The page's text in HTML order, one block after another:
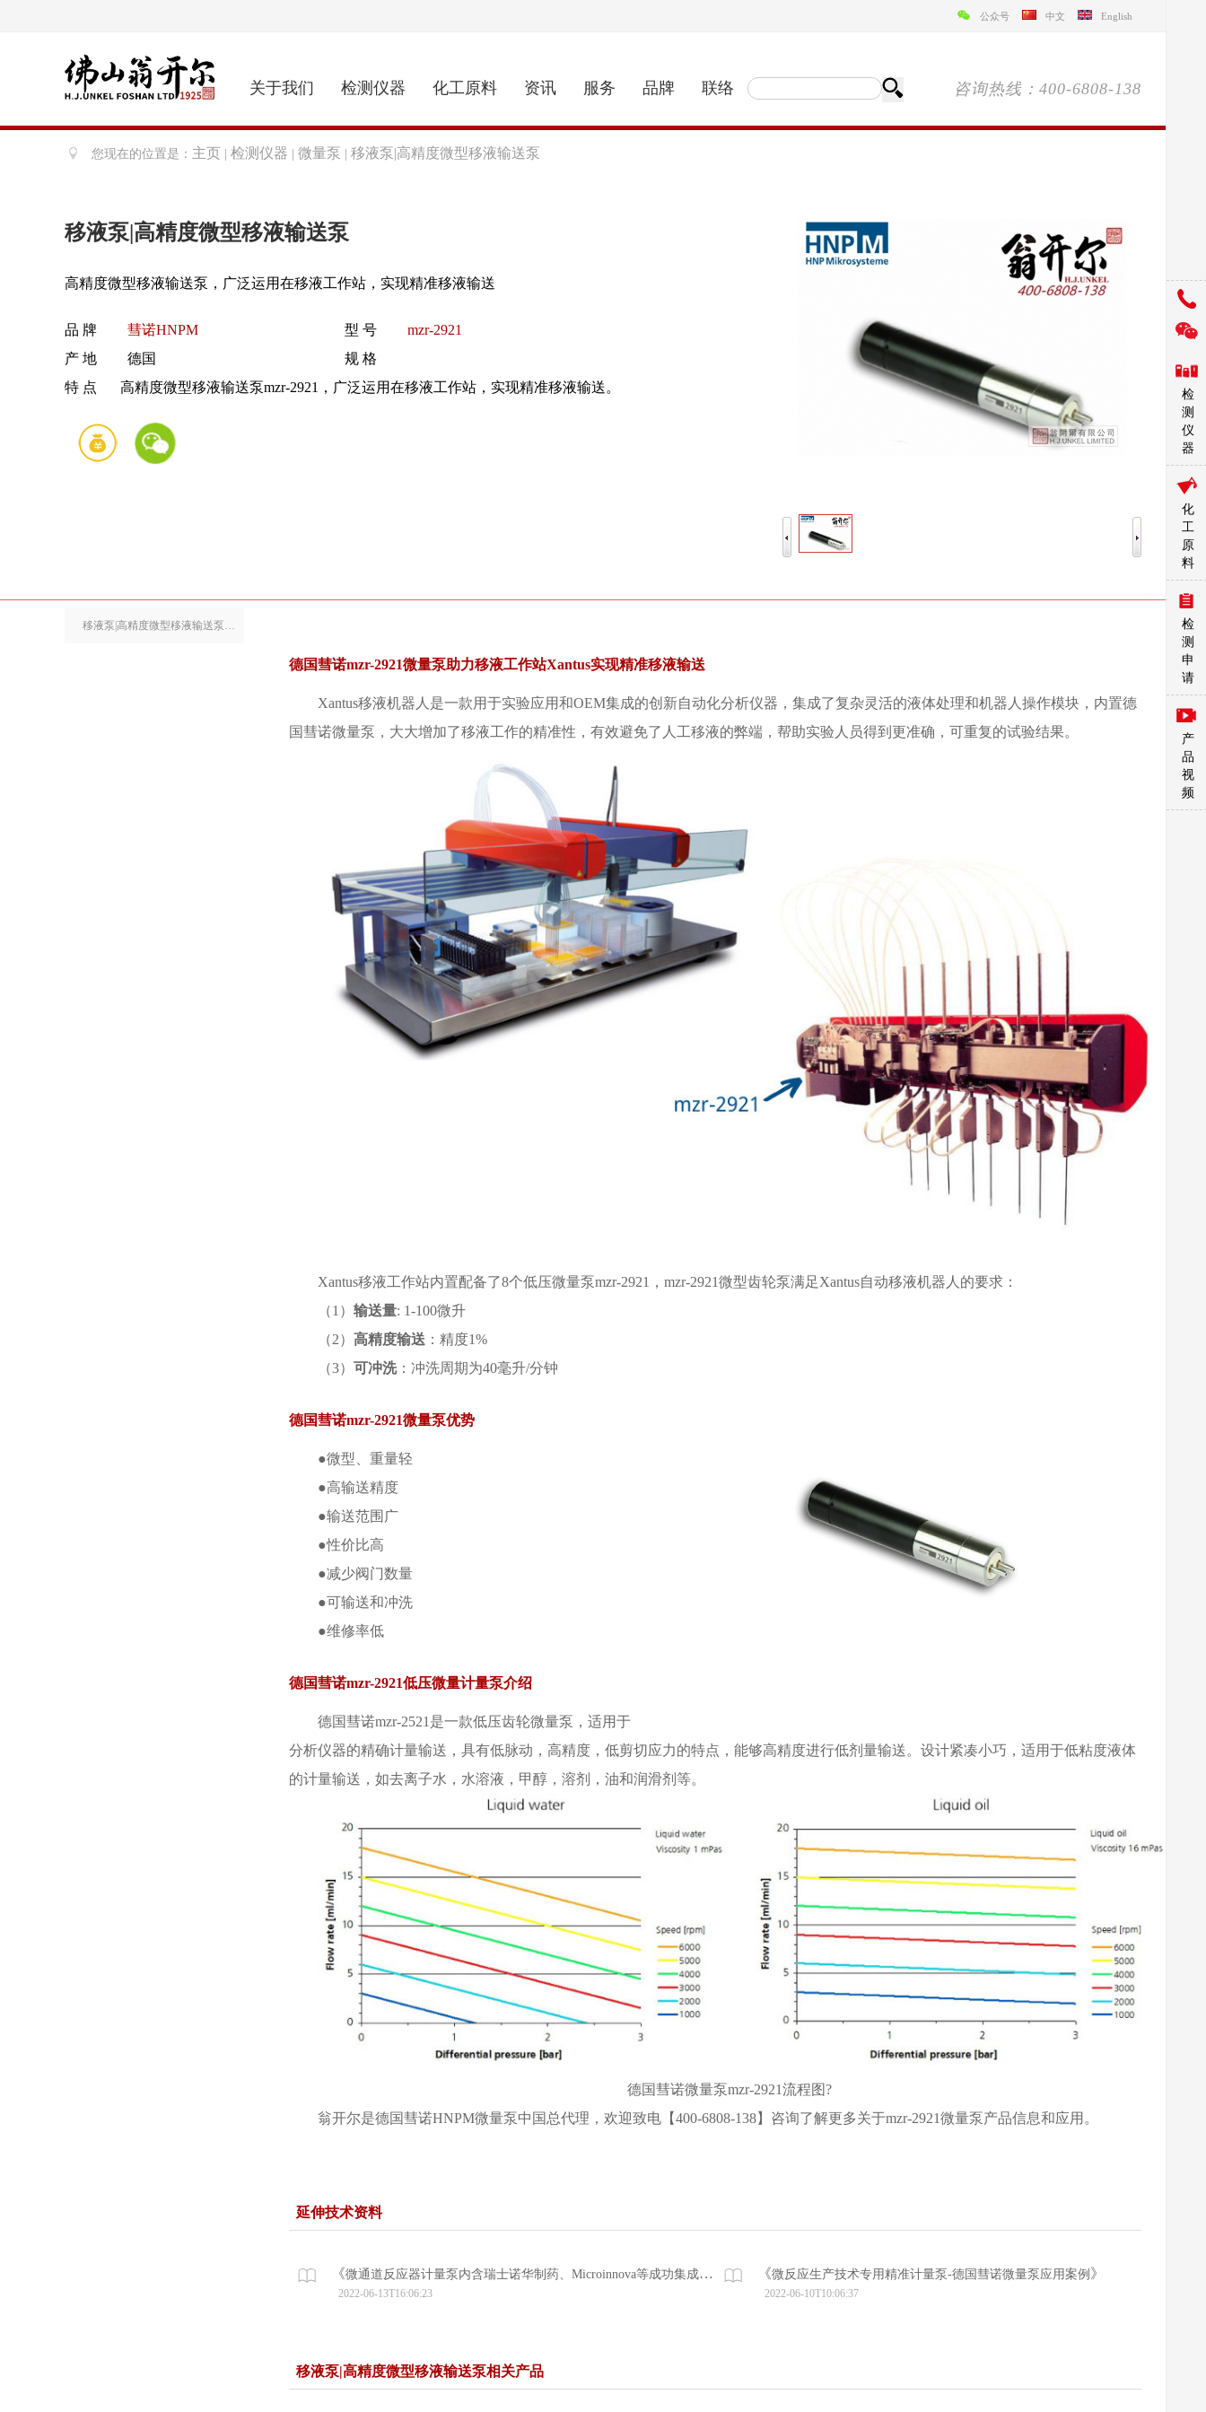
公众号 中文 English
关于我们 检测仪器 化工原料 资讯 服务 品牌 联络 咨询热线：400-6808-138
您现在的位置是： 主页 检测仪器 微量泵 移液泵|高精度微型移液输送泵
移液泵|高精度微型移液输送泵
高精度微型移液输送泵，广泛运用在移液工作站，实现精准移液输送
品 牌 彗诺HNPM 型 号
mzr-2921
产 地
德国
规 格
特 点
高精度微型移液输送泵mzr-2921，广泛运用在移液工作站，实现精准移液输送。
移液泵|高精度微型移液输送泵产品详情
德国彗诺mzr-2921微量泵助力移液工作站Xantus实现精准移液输送
Xantus移液机器人是一款用于实验应用和OEM集成的创新自动化分析仪器，集成了复杂灵活的液体处理和机器人操作模块，内置德
国彗诺微量泵，大大增加了移液工作的精准性，有效避免了人工移液的弊端，帮助实验人员得到更准确，可重复的试验结果。
Xantus移液工作站内置配备了8个低压微量泵mzr-2921，mzr-2921微型齿轮泵满足Xantus自动移液机器人的要求：
（1） 输送量: 1-100微升
（2） 高精度输送 ：精度1%
（3） 可冲洗：冲洗周期为40毫升/分钟
德国彗诺mzr-2921微量泵优势
●微型、重量轻
●高输送精度
●输送范围广
●性价比高
●减少阀门数量
●可输送和冲洗
●维修率低
德国彗诺mzr-2921低压微量计量泵介绍
德国彗诺mzr-2521是一款低压齿轮微量泵，适用于
分析仪器的精确计量输送，具有低脉动，高精度，低剪切应力的特点，能够高精度进行低剂量输送。设计紧凑小巧，适用于低粘度液体
的计量输送，如去离子水，水溶液，甲醇，溶剂，油和润滑剂等。
德国彗诺微量泵mzr-2921流程图?
翁开尔是德国彗诺HNPM微量泵中国总代理，欢迎致电【400-6808-138】咨询了解更多关于mzr-2921微量泵产品信息和应用。
延伸技术资料
《微通道反应器计量泵内含瑞士诺华制药、Microinnova等成功集成案例 》
2022-06-13T16:06:23
《微反应生产技术专用精准计量泵-德国彗诺微量泵应用案例 》
2022-06-10T10:06:37
移液泵|高精度微型移液输送泵相关产品
检
测
仪
器
化
工
原
料
检
测
申
请
产
品
视
频